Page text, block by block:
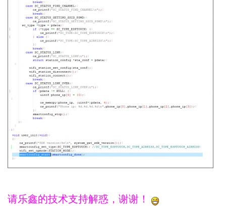
请乐鑫的技术支持解惑，谢谢！